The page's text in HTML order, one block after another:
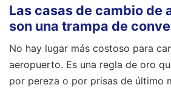
Las casas de cambio de
son una trampa de
No hay lugar más costoso para
aeropuerto. Es una regla de oro
por pereza o por prisas de último